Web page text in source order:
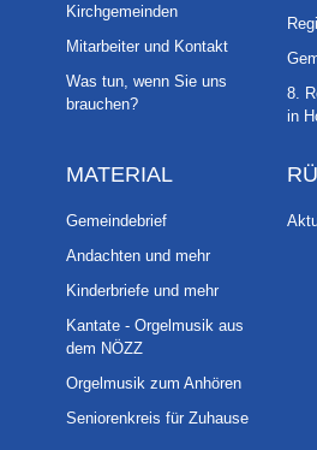
Kirchgemeinden
Mitarbeiter und Kontakt
Was tun, wenn Sie uns
brauchen?
8.
in
MATERIAL
Gemeindebrief
Andachten und mehr
Kinderbriefe und mehr
Kantate - Orgelmusik aus
dem NÖZZ
Orgelmusik zum Anhören
Seniorenkreis für Zuhause